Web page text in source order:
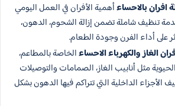
افران بالاحساءأهمية الأفران في العمل اليومي
تنظيف شاملة تضمن إزالة الشحوم، الدهون،
على أداء الفرن وجودة الطعام.
الغاز والكهرباء الاحساءالخاصة بالمطاعم،
مثل أنابيب الغاز، الصمامات والتوصيلات
الأجزاء الداخلية التي تتراكم فيها الدهون بشكل